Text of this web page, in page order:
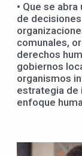
• Que se
de
comunales,
derechos
gobiernos
organismos
estrategia de
enfoque